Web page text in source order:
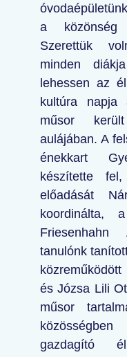
a közönség
Szerettük
minden
lehessen az
kultúra napja
műsor
aulájában. A
énekkart
készítette
előadását
koordinálta,
tanulónk
és Józsa Lili
műsor
gazdagító